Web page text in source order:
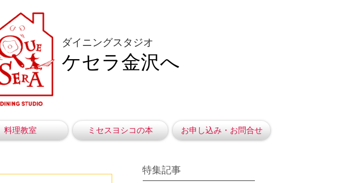
ダイニングスタジオ
ケセラ金沢へ
料理教室 ミセスヨシコの本 お申し込み・お問合せ
特集記事